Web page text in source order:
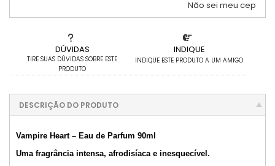
DÚVIDAS
TIRE SUAS DÚVIDAS SOBRE ESTE
PRODUTO
INDIQUE
INDIQUE ESTE PRODUTO A UM AMIGO
Não sei meu cep
DESCRIÇÃO DO PRODUTO
Vampire Heart – Eau de Parfum 90ml
Uma fragrância intensa, afrodisíaca e inesquecível.